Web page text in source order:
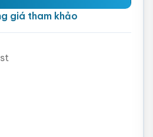
giá tham khảo